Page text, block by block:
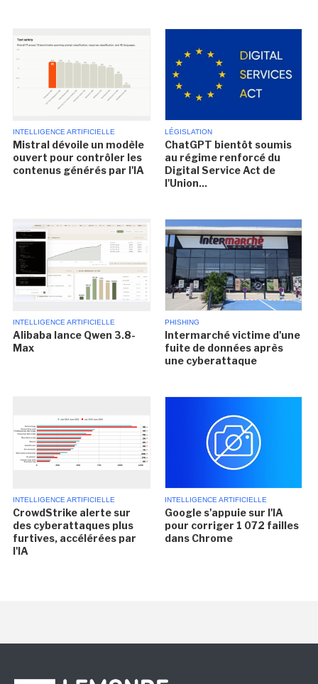
INTELLIGENCE ARTIFICIELLE
Mistral dévoile un modèle
ouvert pour contrôler les
contenus générés par l'IA
LÉGISLATION
ChatGPT bientôt soumis
au régime renforcé du
Digital Service Act de
l'Union...
INTELLIGENCE ARTIFICIELLE
Alibaba lance Qwen 3.8-
Max
PHISHING
Intermarché victime d'une
fuite de données après
une cyberattaque
INTELLIGENCE ARTIFICIELLE
CrowdStrike alerte sur
des cyberattaques plus
furtives, accélérées par
l'IA
INTELLIGENCE ARTIFICIELLE
Google s'appuie sur l'IA
pour corriger 1 072 failles
dans Chrome